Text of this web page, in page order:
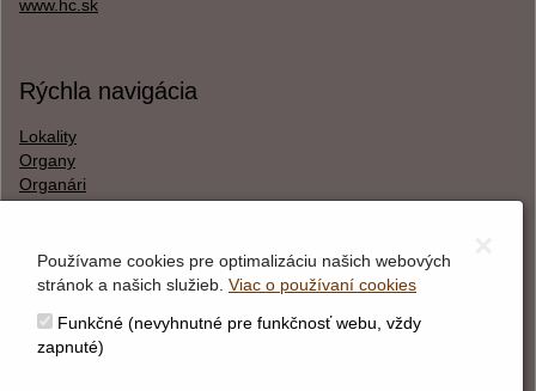
www.hc.sk
Rýchla navigácia
Lokality
Organy
Organári
O webstránke
Správca obsahu
Používame cookies pre optimalizáciu našich webových
stránok a našich služieb. Viac o používaní cookies
Funkčné (nevyhnutné pre funkčnosť webu, vždy
zapnuté)